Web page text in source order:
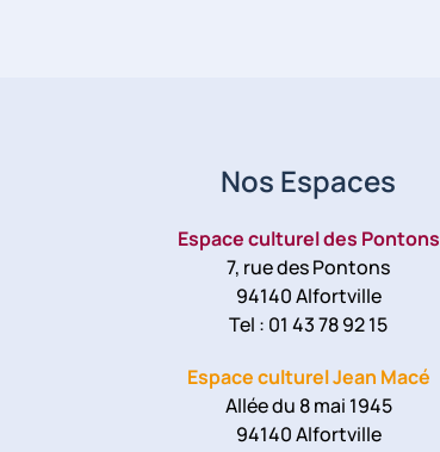
Nos Espaces
Espace culturel des Pontons
7, rue des Pontons
94140 Alfortville
Tel : 01 43 78 92 15
Espace culturel Jean Macé
Allée du 8 mai 1945
94140 Alfortville